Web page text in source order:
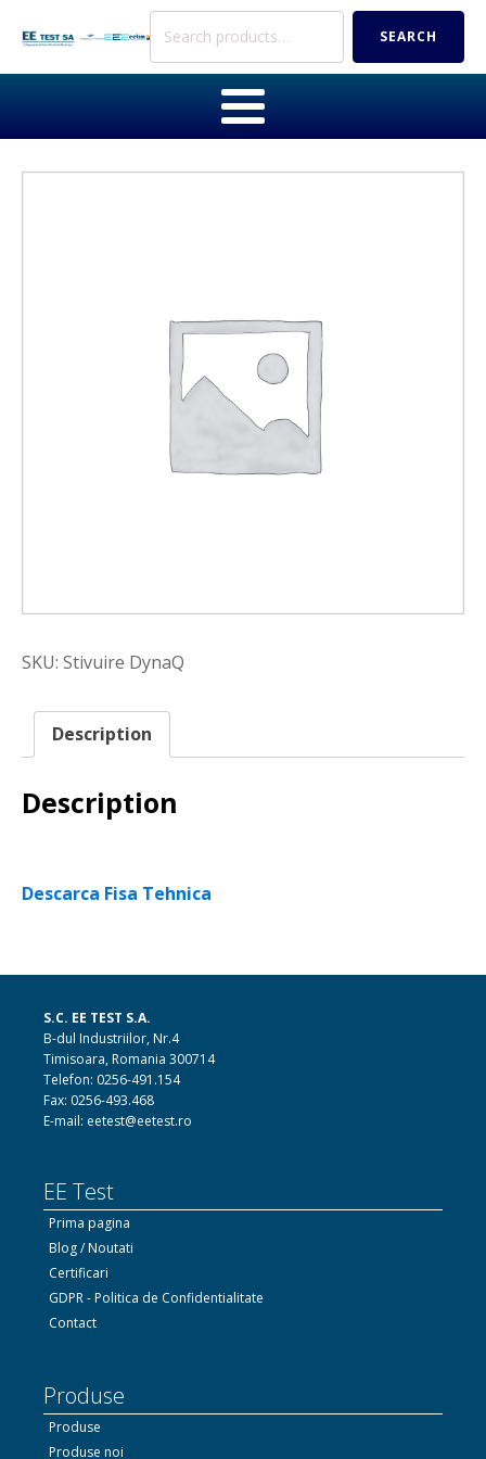
Search
SEARCH
SKU: Stivuire DynaQ
Description
Description
Descarca Fisa Tehnica
S.C. EE TEST S.A.
B-dul Industriilor, Nr.4
Timisoara, Romania 300714
Telefon: 0256-491.154
Fax: 0256-493.468
E-mail: eetest@eetest.ro
EE Test
Prima pagina
Blog / Noutati
Certificari
GDPR - Politica de Confidentialitate
Contact
Produse
Produse
Produse noi